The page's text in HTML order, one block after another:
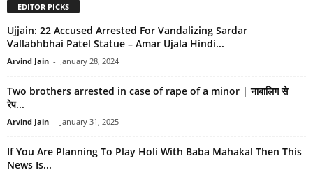
EDITOR PICKS
Ujjain: 22 Accused Arrested For Vandalizing Sardar
Vallabhbhai Patel Statue – Amar Ujala Hindi...
Arvind Jain - January 28, 2024
Two brothers arrested in case of rape of a minor | नाबालिग से
रेप...
Arvind Jain - January 31, 2025
If You Are Planning To Play Holi With Baba Mahakal Then This
News Is...